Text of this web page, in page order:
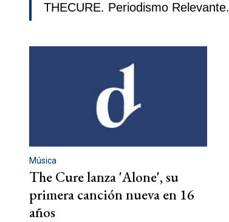
THECURE. Periodismo Relevante.
Música
The Cure lanza 'Alone', su
primera canción nueva en 16
años